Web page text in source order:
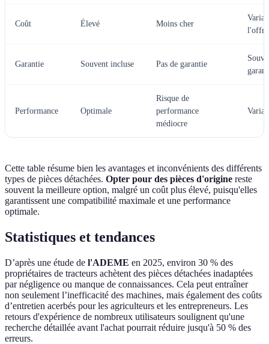
Coût Élevé Moins cher
l'offre
Garantie Souvent incluse Pas de garantie
Performance Optimale
Risque de
performance
médiocre
Cette table résume bien les avantages et inconvénients des différents
types de pièces détachées. Opter pour des pièces d'origine reste
souvent la meilleure option, malgré un coût plus élevé, puisqu'elles
garantissent une compatibilité maximale et une performance
optimale.
Statistiques et tendances
D’après une étude de l'ADEME en 2025, environ 30 % des
propriétaires de tracteurs achètent des pièces détachées inadaptées
par négligence ou manque de connaissances. Cela peut entraîner
non seulement l’inefficacité des machines, mais également des coûts
d’entretien acerbés pour les agriculteurs et les entrepreneurs. Les
retours d'expérience de nombreux utilisateurs soulignent qu'une
recherche détaillée avant l'achat pourrait réduire jusqu'à 50 % des
erreurs.